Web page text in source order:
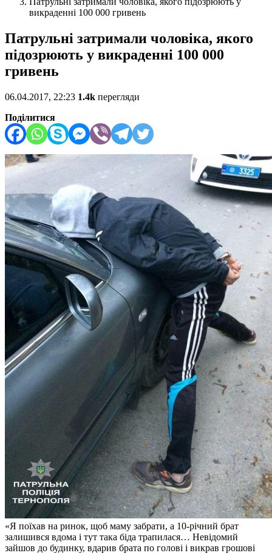
викраденні 100 000 гривень
Патрульні затримали чоловіка, якого
підозрюють у викраденні 100 000
гривень
06.04.2017, 22:23 1.4k перегляди
Поділитися
«Я поїхав на ринок, щоб маму забрати, а 10-річний брат
залишився вдома і тут така біда трапилася… Невідомий
зайшов до будинку, вдарив брата по голові і викрав грошові